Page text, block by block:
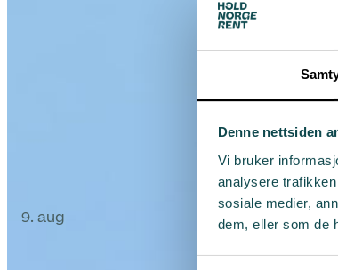
Denne nettsiden
Vi bruker
analysere
sosiale medier,
dem, eller som de
9. aug